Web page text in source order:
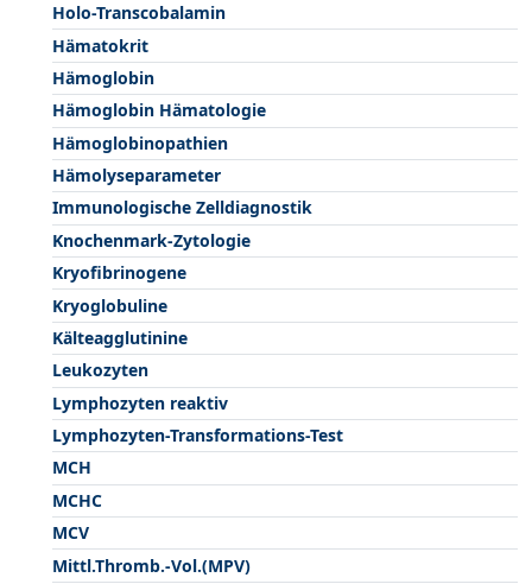
Holo-Transcobalamin
Hämatokrit
Hämoglobin
Hämoglobin Hämatologie
Hämoglobinopathien
Hämolyseparameter
Immunologische Zelldiagnostik
Knochenmark-Zytologie
Kryofibrinogene
Kryoglobuline
Kälteagglutinine
Leukozyten
Lymphozyten reaktiv
Lymphozyten-Transformations-Test
MCH
MCHC
MCV
Mittl.Thromb.-Vol.(MPV)